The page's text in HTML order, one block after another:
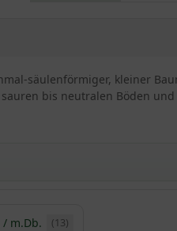
robust.
säulenförmiger, kleiner
bis neutralen Böden und
/ m.Db. (13)